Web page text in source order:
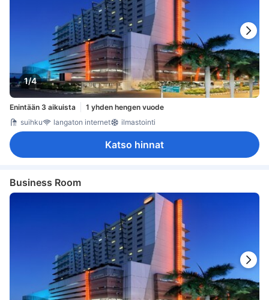
1/4
Enintään 3 aikuista
1 yhden hengen vuode
suihku
langaton internet ilmastointi
Katso hinnat
Business Room